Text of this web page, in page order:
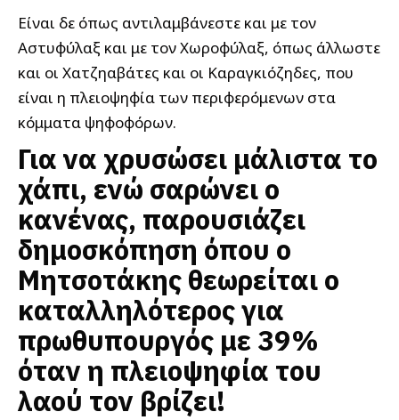
Είναι δε όπως αντιλαμβάνεστε και με τον
Αστυφύλαξ και με τον Χωροφύλαξ, όπως άλλωστε
και οι Χατζηαβάτες και οι Καραγκιόζηδες, που
είναι η πλειοψηφία των περιφερόμενων στα
κόμματα ψηφοφόρων.
Για να χρυσώσει μάλιστα το
χάπι, ενώ σαρώνει ο
κανένας, παρουσιάζει
δημοσκόπηση όπου ο
Μητσοτάκης θεωρείται ο
καταλληλότερος για
πρωθυπουργός με 39%
όταν η πλειοψηφία του
λαού τον βρίζει!